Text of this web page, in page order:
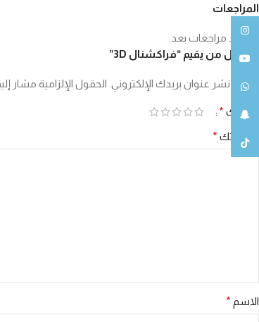
المراجعات
لا توجد مراجعات بعد.
كن أول من يقيم “فراكشنال 3D”
لن يتم نشر عنوان بريدك الإلكتروني. الحقول الإلزامية مشار
تقييمك *
مراجعتك *
الاسم *
يوتيوب
واتساب
سناب شات
تيك توك